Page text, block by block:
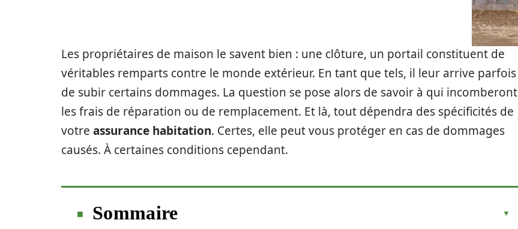
Les propriétaires de maison le savent bien : une clôture, un portail constituent de
véritables remparts contre le monde extérieur. En tant que tels, il leur arrive parfois
de subir certains dommages. La question se pose alors de savoir à qui incomberont
les frais de réparation ou de remplacement. Et là, tout dépendra des spécificités de
votre assurance habitation. Certes, elle peut vous protéger en cas de dommages
causés. À certaines conditions cependant.
Sommaire